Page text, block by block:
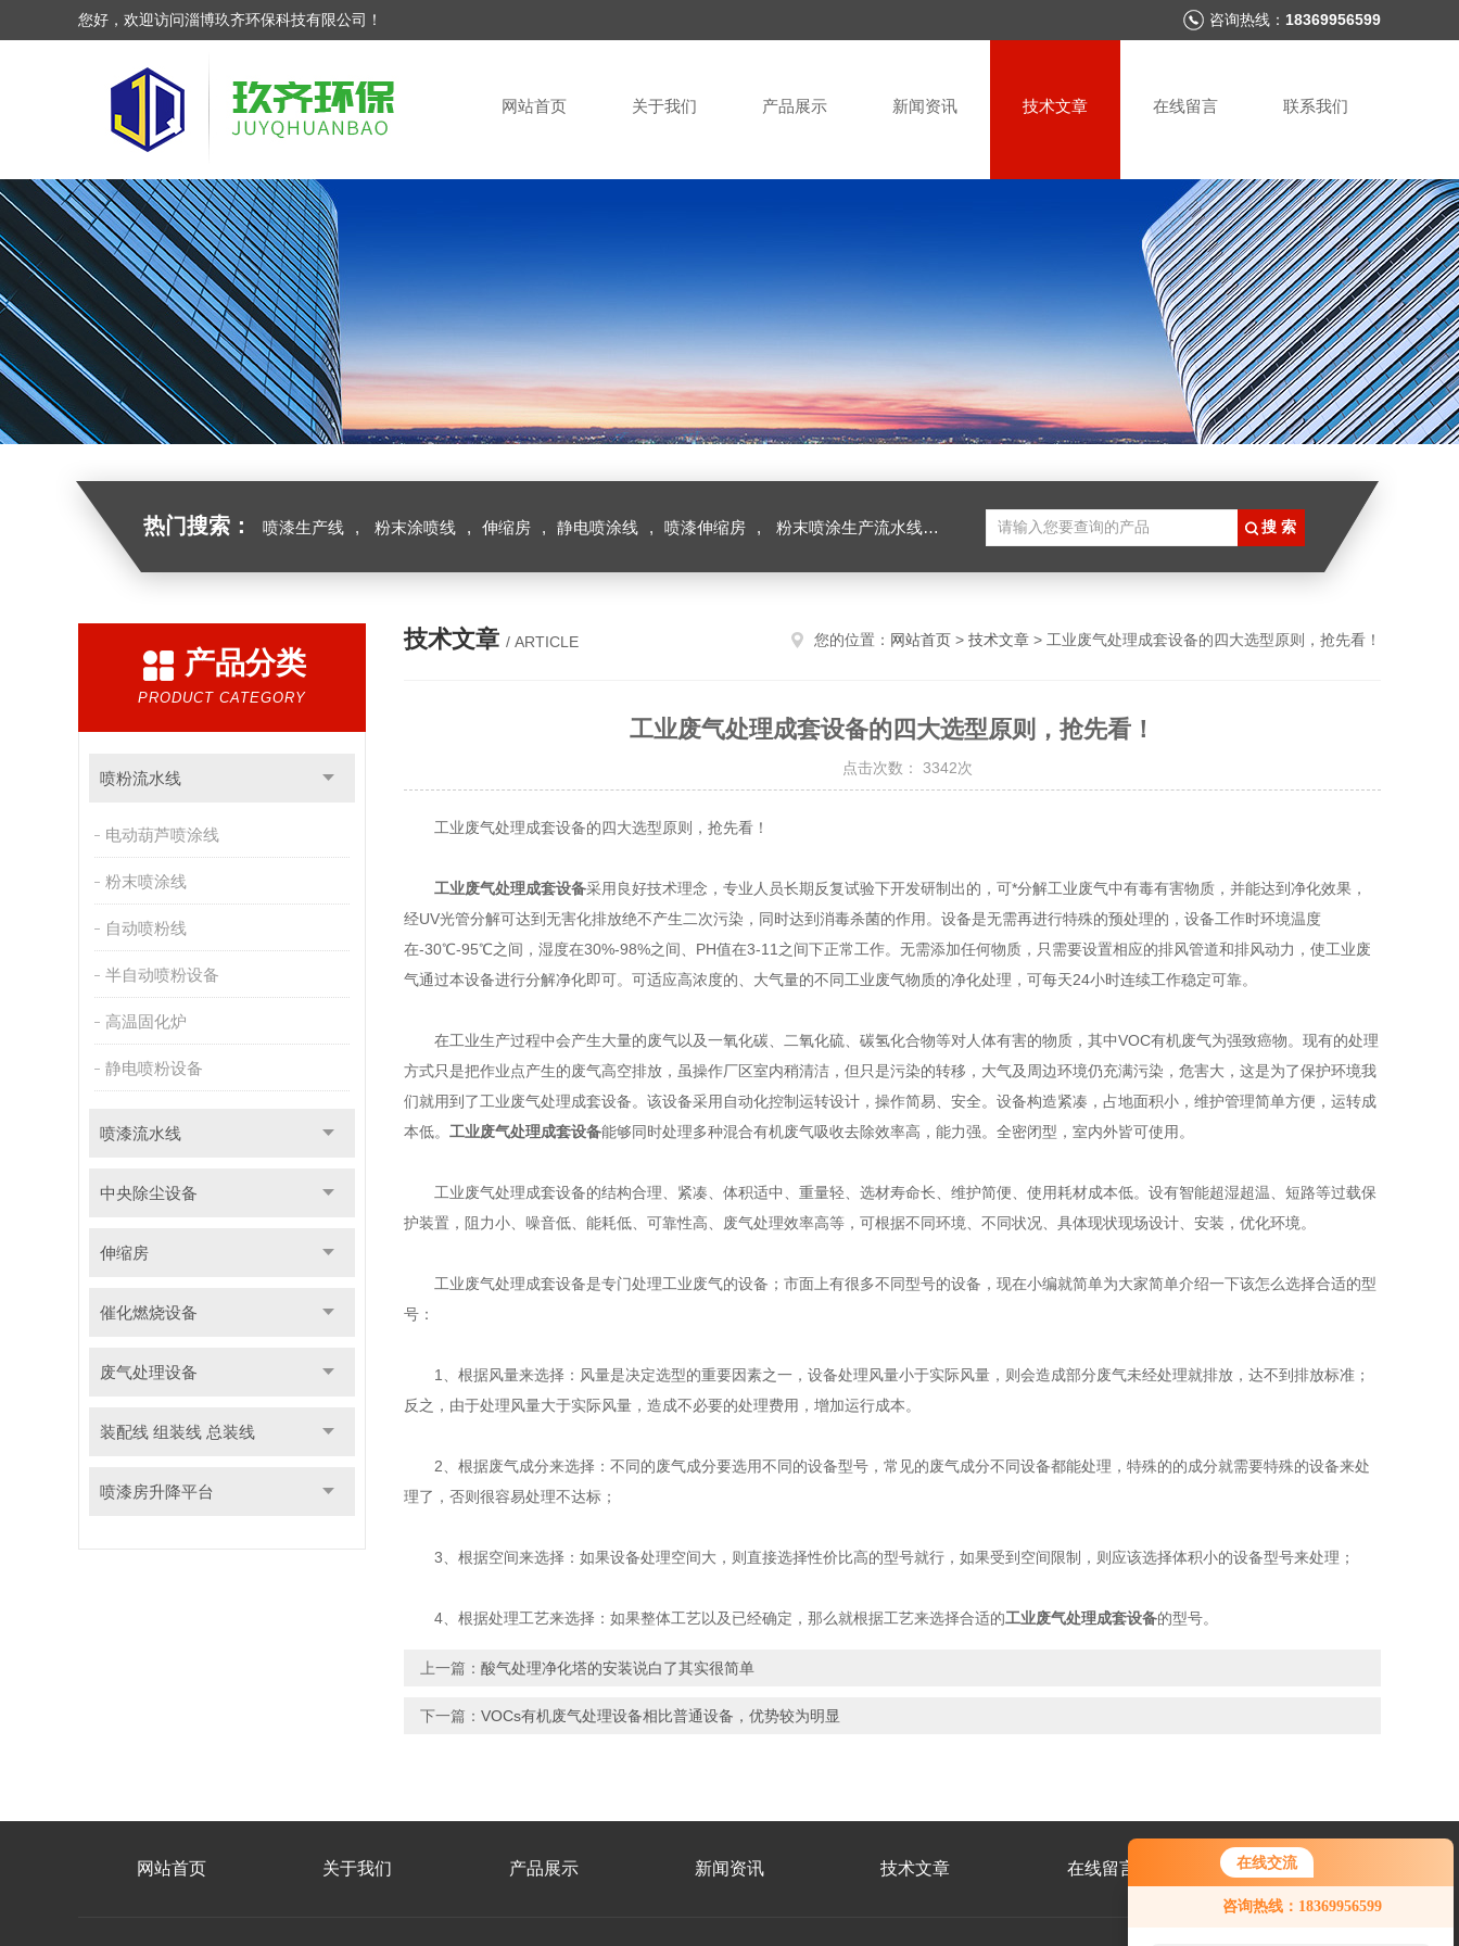
在线交流
咨询热线：18369956599
您好，欢迎访问淄博玖齐环保科技有限公司！ 咨询热线： 18369956599
网站首页 关于我们 产品展示 新闻资讯 技术文章 在线留言 联系我们
热门搜索： 喷漆生产线 , 粉末涂喷线 , 伸缩房 , 静电喷涂线 , 喷漆伸缩房 , 粉末喷涂生产流水线 , 积放式喷涂生产线
产品分类
PRODUCT CATEGORY
喷粉流水线
电动葫芦喷涂线
粉末喷涂线
自动喷粉线
半自动喷粉设备
高温固化炉
静电喷粉设备
喷漆流水线
中央除尘设备
伸缩房
催化燃烧设备
废气处理设备
装配线 组装线 总装线
喷漆房升降平台
技术文章 / ARTICLE 您的位置： 网站首页 > 技术文章 > 工业废气处理成套设备的四大选型原则，抢先看！
工业废气处理成套设备的四大选型原则，抢先看！
点击次数： 3342次
工业废气处理成套设备的四大选型原则，抢先看！
工业废气处理成套设备采用良好技术理念，专业人员长期反复试验下开发研制出的，可*分解工业废气中有毒有害物质，并能达到净化效果，
经UV光管分解可达到无害化排放绝不产生二次污染，同时达到消毒杀菌的作用。设备是无需再进行特殊的预处理的，设备工作时环境温度
在-30℃-95℃之间，湿度在30%-98%之间、PH值在3-11之间下正常工作。无需添加任何物质，只需要设置相应的排风管道和排风动力，使工业废
气通过本设备进行分解净化即可。可适应高浓度的、大气量的不同工业废气物质的净化处理，可每天24小时连续工作稳定可靠。
在工业生产过程中会产生大量的废气以及一氧化碳、二氧化硫、碳氢化合物等对人体有害的物质，其中VOC有机废气为强致癌物。现有的处理
方式只是把作业点产生的废气高空排放，虽操作厂区室内稍清洁，但只是污染的转移，大气及周边环境仍充满污染，危害大，这是为了保护环境我
们就用到了工业废气处理成套设备。该设备采用自动化控制运转设计，操作简易、安全。设备构造紧凑，占地面积小，维护管理简单方便，运转成
本低。 工业废气处理成套设备能够同时处理多种混合有机废气吸收去除效率高，能力强。全密闭型，室内外皆可使用。
工业废气处理成套设备的结构合理、紧凑、体积适中、重量轻、选材寿命长、维护简便、使用耗材成本低。设有智能超湿超温、短路等过载保
护装置，阻力小、噪音低、能耗低、可靠性高、废气处理效率高等，可根据不同环境、不同状况、具体现状现场设计、安装，优化环境。
工业废气处理成套设备是专门处理工业废气的设备；市面上有很多不同型号的设备，现在小编就简单为大家简单介绍一下该怎么选择合适的型
号：
1、根据风量来选择：风量是决定选型的重要因素之一，设备处理风量小于实际风量，则会造成部分废气未经处理就排放，达不到排放标准；
反之，由于处理风量大于实际风量，造成不必要的处理费用，增加运行成本。
2、根据废气成分来选择：不同的废气成分要选用不同的设备型号，常见的废气成分不同设备都能处理，特殊的的成分就需要特殊的设备来处
理了，否则很容易处理不达标；
3、根据空间来选择：如果设备处理空间大，则直接选择性价比高的型号就行，如果受到空间限制，则应该选择体积小的设备型号来处理；
4、根据处理工艺来选择：如果整体工艺以及已经确定，那么就根据工艺来选择合适的工业废气处理成套设备的型号。
上一篇： 酸气处理净化塔的安装说白了其实很简单
下一篇： VOCs有机废气处理设备相比普通设备，优势较为明显
网站首页 关于我们 产品展示 新闻资讯 技术文章 在线留言 联系我们